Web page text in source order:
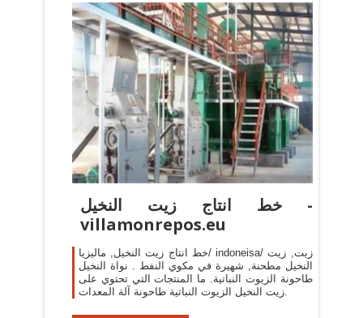
خط انتاج زيت النخيل -
villamonrepos.eu
خط انتاج زيت النخيل, ماليزيا/ indoneisa/ زيت, زيت
النخيل مطحنة, شهيرة في مكوي النفط . نواة النخيل
طاحونة الزيوت النباتية. ما المنتجات التي تحتوي على
زيت النخيل الزيوت النباتية طاحونة آلة المعدات.